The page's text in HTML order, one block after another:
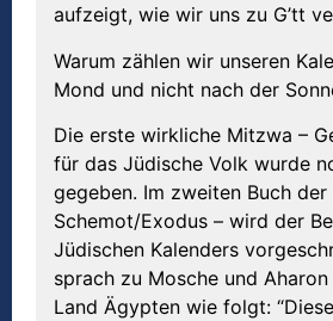
aufzeigt, wie wir uns zu G’tt
Warum zählen wir unseren
Mond und nicht nach der
Die erste wirkliche Mitzwa –
für das Jüdische Volk wurde
gegeben. Im zweiten Buch der
Schemot/Exodus – wird der
Jüdischen Kalenders
sprach zu Mosche und Aharon
Land Ägypten wie folgt: